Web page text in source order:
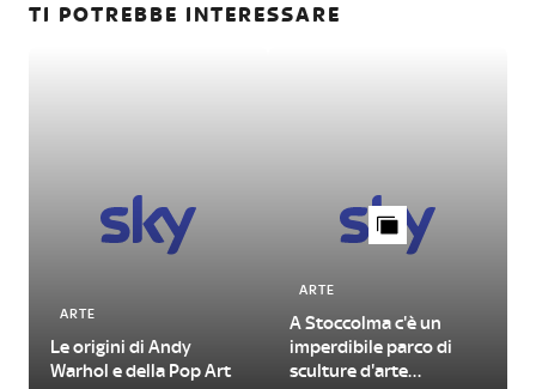
TI POTREBBE INTERESSARE
ARTE
Le origini di Andy
Warhol e della Pop Art
ARTE
A Stoccolma c'è un
imperdibile parco di
sculture d'arte